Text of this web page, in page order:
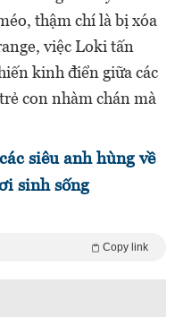
thậm chí là bị xóa
việc Loki tấn
kinh điển giữa các
con nhàm chán mà
siêu anh hùng về
sinh sống
Copy link